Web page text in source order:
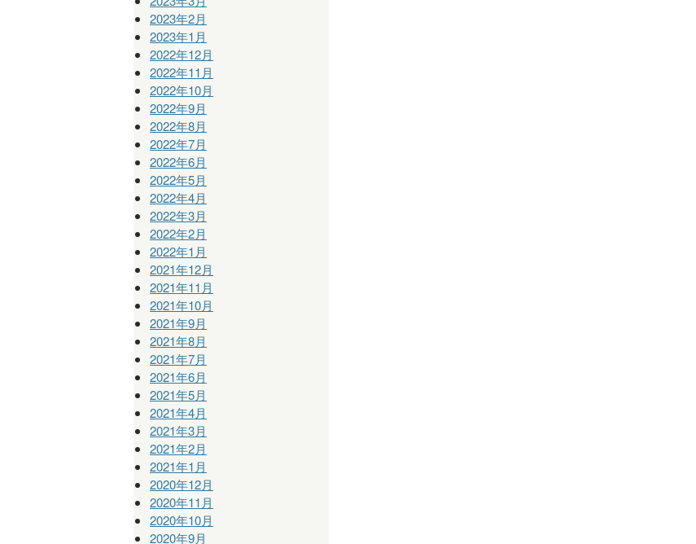
2023年2月
2023年1月
2022年12月
2022年11月
2022年10月
2022年9月
2022年8月
2022年7月
2022年6月
2022年5月
2022年4月
2022年3月
2022年2月
2022年1月
2021年12月
2021年11月
2021年10月
2021年9月
2021年8月
2021年7月
2021年6月
2021年5月
2021年4月
2021年3月
2021年2月
2021年1月
2020年12月
2020年11月
2020年10月
2020年9月